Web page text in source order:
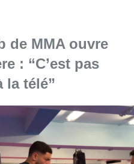
de MMA ouvre
: “C’est pas
la télé”